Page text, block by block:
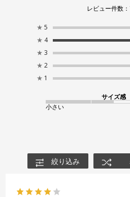
レビュー件数：
★ 5
★ 4
★ 3
★ 2
★ 1
サイズ感
小さい
絞り込み